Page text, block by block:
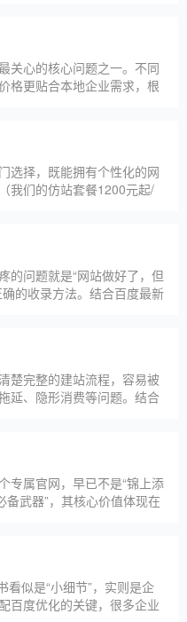
靠谱的建站团队。第一，优
关心的核心问题之一。不同
格更贴合本地企业需求，根
。目前，我们针对广陵区
选择，既能拥有个性化的网
我们的仿站套餐1200元起/
地企业的实际踩坑案例，
的问题就是“网站做好了，但
的收录方法。结合百度最新
保符合百度抓取规则。首
楚完整的建站流程，容易被
延、隐形消费等问题。结合
建站，避免踩坑。第一步，
专属官网，早已不是“锦上添
备武器”，其核心价值体现在
线，无论广陵区本地客户是
看似是“小细节”，实则是企
百度优化的关键，很多企业